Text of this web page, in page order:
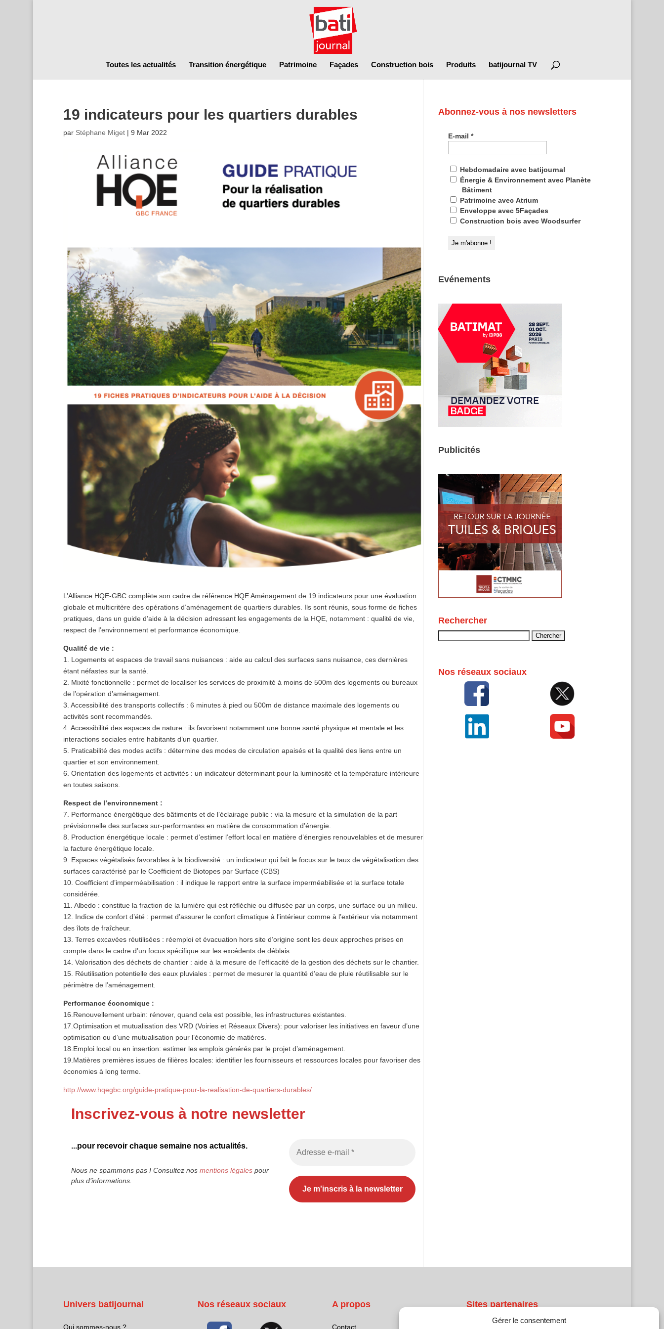
Gérer le consentement
Toutes les actualités Transition énergétique Patrimoine Façades Construction bois Produits batijournal TV
19 indicateurs pour les quartiers durables
par Stéphane Miget| 9 Mar 2022
L’Alliance HQE-GBC complète son cadre de référence HQE Aménagement de 19 indicateurs pour une évaluation
globale et multicritère des opérations d’aménagement de quartiers durables. Ils sont réunis, sous forme de fiches
pratiques, dans un guide d’aide à la décision adressant les engagements de la HQE, notamment : qualité de vie,
respect de l’environnement et performance économique.
Qualité de vie :
1. Logements et espaces de travail sans nuisances : aide au calcul des surfaces sans nuisance, ces dernières
étant néfastes sur la santé.
2. Mixité fonctionnelle : permet de localiser les services de proximité à moins de 500m des logements ou bureaux
de l’opération d’aménagement.
3. Accessibilité des transports collectifs : 6 minutes à pied ou 500m de distance maximale des logements ou
activités sont recommandés.
4. Accessibilité des espaces de nature : ils favorisent notamment une bonne santé physique et mentale et les
interactions sociales entre habitants d’un quartier.
5. Praticabilité des modes actifs : détermine des modes de circulation apaisés et la qualité des liens entre un
quartier et son environnement.
6. Orientation des logements et activités : un indicateur déterminant pour la luminosité et la température intérieure
en toutes saisons.
Respect de l’environnement :
7. Performance énergétique des bâtiments et de l’éclairage public : via la mesure et la simulation de la part
prévisionnelle des surfaces sur-performantes en matière de consommation d’énergie.
8. Production énergétique locale : permet d’estimer l’effort local en matière d’énergies renouvelables et de mesurer
la facture énergétique locale.
9. Espaces végétalisés favorables à la biodiversité : un indicateur qui fait le focus sur le taux de végétalisation des
surfaces caractérisé par le Coefficient de Biotopes par Surface (CBS)
10. Coefficient d’imperméabilisation : il indique le rapport entre la surface imperméabilisée et la surface totale
considérée.
11. Albedo : constitue la fraction de la lumière qui est réfléchie ou diffusée par un corps, une surface ou un milieu.
12. Indice de confort d’été : permet d’assurer le confort climatique à l’intérieur comme à l’extérieur via notamment
des îlots de fraîcheur.
13. Terres excavées réutilisées : réemploi et évacuation hors site d’origine sont les deux approches prises en
compte dans le cadre d’un focus spécifique sur les excédents de déblais.
14. Valorisation des déchets de chantier : aide à la mesure de l’efficacité de la gestion des déchets sur le chantier.
15. Réutilisation potentielle des eaux pluviales : permet de mesurer la quantité d’eau de pluie réutilisable sur le
périmètre de l’aménagement.
Performance économique :
16.Renouvellement urbain: rénover, quand cela est possible, les infrastructures existantes.
17.Optimisation et mutualisation des VRD (Voiries et Réseaux Divers): pour valoriser les initiatives en faveur d’une
optimisation ou d’une mutualisation pour l’économie de matières.
18.Emploi local ou en insertion: estimer les emplois générés par le projet d’aménagement.
19.Matières premières issues de filières locales: identifier les fournisseurs et ressources locales pour favoriser des
économies à long terme.
http://www.hqegbc.org/guide-pratique-pour-la-realisation-de-quartiers-durables/
Inscrivez-vous à notre newsletter
...pour recevoir chaque semaine nos actualités.
Nous ne spammons pas ! Consultez nos mentions légalespour
plus d’informations.
Abonnez-vous à nos newsletters
E-mail*
Hebdomadaire avec batijournal
Énergie & Environnement avec Planète
Bâtiment
Patrimoine avec Atrium
Enveloppe avec 5Façades
Construction bois avec Woodsurfer
Evénements
Publicités
Rechercher
Nos réseaux sociaux
Univers batijournal
Qui sommes-nous ?
Nos réseaux sociaux A propos
Contact
Sites partenaires